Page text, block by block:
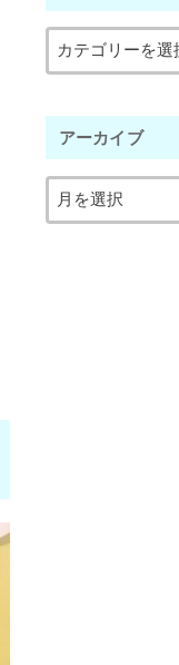
アーカイブ